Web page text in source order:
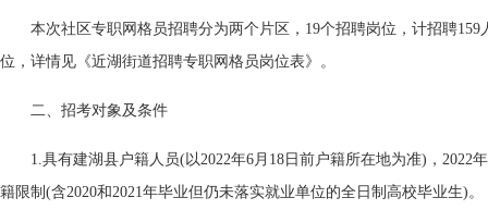
本次社区专职网格员招聘分为两个片区，19个招聘岗位，计招聘
位，详情见《近湖街道招聘专职网格员岗位表》。
二、招考对象及条件
1.具有建湖县户籍人员(以2022年6月18日前户籍所在地为准)，2022
籍限制(含2020和2021年毕业但仍未落实就业单位的全日制高校毕业生)。